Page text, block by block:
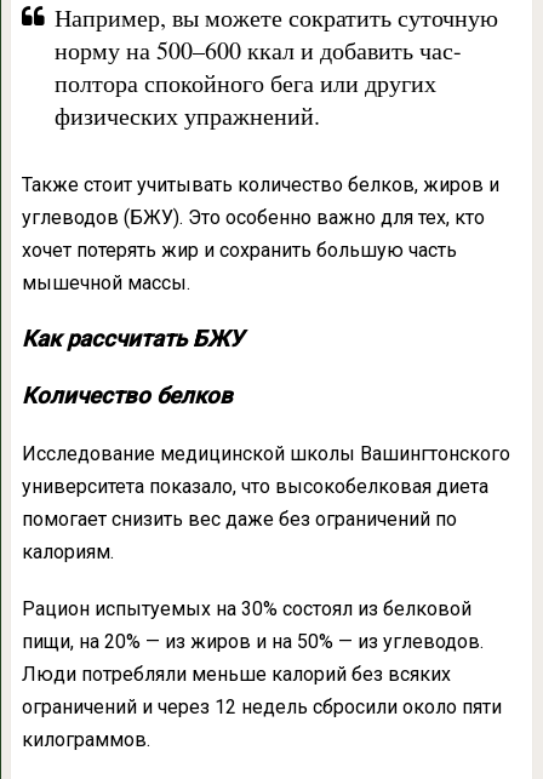
Например, вы можете сократить суточную
норму на 500–600 ккал и добавить час-
полтора спокойного бега или других
физических упражнений.
Также стоит учитывать количество белков, жиров и
углеводов (БЖУ). Это особенно важно для тех, кто
хочет потерять жир и сохранить большую часть
мышечной массы.
Как рассчитать БЖУ
Количество белков
Исследование медицинской школы Вашингтонского
университета показало, что высокобелковая диета
помогает снизить вес даже без ограничений по
калориям.
Рацион испытуемых на 30% состоял из белковой
пищи, на 20% — из жиров и на 50% — из углеводов.
Люди потребляли меньше калорий без всяких
ограничений и через 12 недель сбросили около пяти
килограммов.